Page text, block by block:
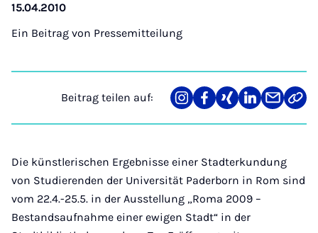
15.04.2010
Ein Beitrag von Pressemitteilung
Beitrag teilen auf:
Teilen
auf
Teilen
auf
Teilen
auf
Teilen
auf
Teilen
über
Mail
Link
Die künstlerischen Ergebnisse einer Stadterkundung
von Studierenden der Universität Paderborn in Rom sind
vom 22.4.-25.5. in der Ausstellung „Roma 2009 –
Bestandsaufnahme einer ewigen Stadt“ in der